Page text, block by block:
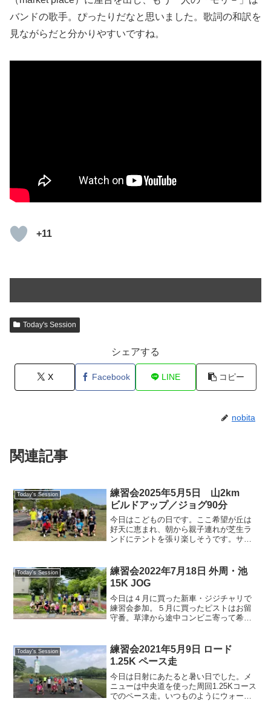
バンドの歌手。ぴったりだなと思いました。歌詞の和訳を
見ながらだと分かりやすいですね。
+11
Today's Session
シェアする
X Facebook LINE コピー
nobita
関連記事
Today's Session
練習会2025年5月5日 山2km
ビルドアップ／ジョグ90分
今日はこどもの日です。ここ希望が丘は
好天に恵まれ、朝から親子連れが芝生ラ
ンドにテントを張り楽しそうです。サン
た。90分間走で6～8周がスタンダードで
すが、その後も走り...
Today's Session
練習会2022年7月18日 外周・池
15K JOG
今日は４月に買った新車・ジジチャリで
練習会参加。５月に買ったピストはお留
守番。草津から途中コンビニ寄って希望
れからもチョイチョイ自転車で来ようか
な。さて、メニューは外...
Today's Session
練習会2021年5月9日 ロード
1.25K ペース走
今日は日射にあたると暑い日でした。メ
ニューは中央道を使った周回1.25Kコース
でのペース走。いつものようにウォーム